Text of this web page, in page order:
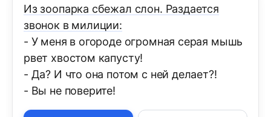
Из зоопарка сбежал слон. Раздается
звонок в милиции:
- У меня в огороде огромная серая мышь
рвет хвостом капусту!
- Да? И что она потом с ней делает?!
- Вы не поверите!